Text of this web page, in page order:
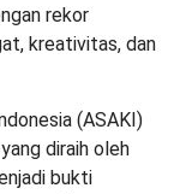
rekor
kreativitas, dan
(ASAKI)
diraih oleh
bukti